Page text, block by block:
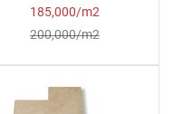
185,000/m2
200,000/m2